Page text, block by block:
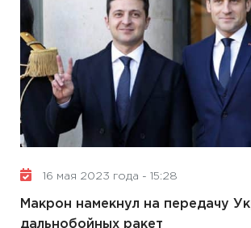
16 мая 2023 года - 15:28
Макрон намекнул на передачу
дальнобойных ракет